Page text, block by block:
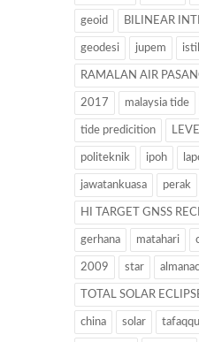
geoid BILINEAR
geodesi jupem
RAMALAN AIR
2017 malaysia tide
tide predicition
politeknik ipoh
jawatankuasa perak
HI TARGET GNSS
gerhana matahari
2009 star almanac
TOTAL SOLAR
china solar